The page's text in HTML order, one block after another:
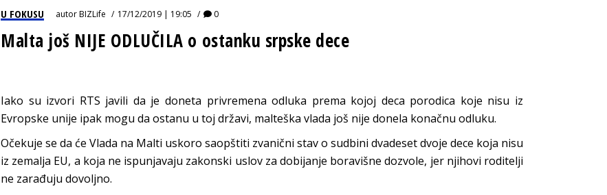
U FOKUSU autorBIZLife 17/12/2019 | 19:05 0
Malta još NIJE ODLUČILA o ostanku srpske dece
Iako su izvori RTS javili da je doneta privremena odluka prema kojoj deca porodica koje nisu iz
Evropske unije ipak mogu da ostanu u toj državi, malteška vlada još nije donela konačnu odluku.
Očekuje se da će Vlada na Malti uskoro saopštiti zvanični stav o sudbini dvadeset dvoje dece koja nisu
iz zemalja EU, a koja ne ispunjavaju zakonski uslov za dobijanje boravišne dozvole, jer njihovi roditelji
ne zarađuju dovoljno.